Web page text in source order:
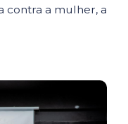
contra a mulher, a